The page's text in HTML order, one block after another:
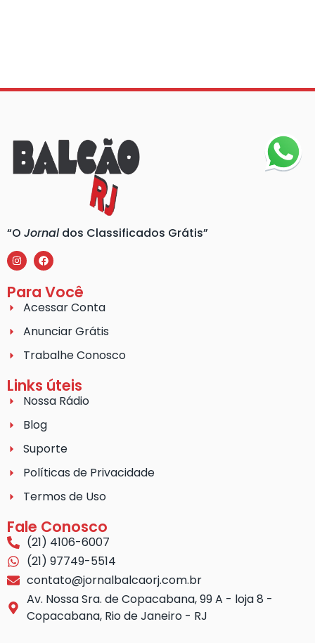
“O Jornaldos Classificados Grátis”
Para Você
Acessar Conta
Anunciar Grátis
Trabalhe Conosco
Links úteis
Nossa Rádio
Blog
Suporte
Políticas de Privacidade
Termos de Uso
Fale Conosco
(21) 4106-6007
(21) 97749-5514
contato@jornalbalcaorj.com.br
Av. Nossa Sra. de Copacabana, 99 A - loja 8 -
Copacabana, Rio de Janeiro - RJ